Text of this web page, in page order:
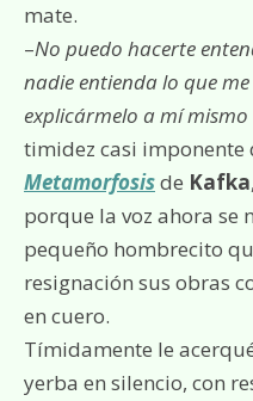
mate.
–No puedo hacerte
nadie entienda lo que
explicármelo a mí mismo
timidez casi imponente
Metamorfosisde Kafka
porque la voz ahora se
pequeño hombrecito
resignación sus obras
en cuero.
Tímidamente le
yerba en silencio, con